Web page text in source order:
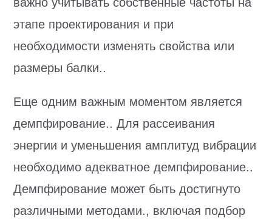
этапе проектирования и при
необходимости изменять свойства или
размеры балки..
Еще одним важным моментом является
демпфирование.. Для рассеивания
энергии и уменьшения амплитуд вибрации
необходимо адекватное демпфирование..
Демпфирование может быть достигнуто
различными методами., включая подбор